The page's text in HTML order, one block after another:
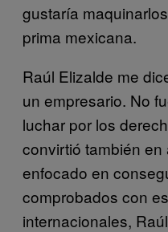
gustaría
prima mexicana.
Raúl Elizalde me
un empresario. No
luchar por los
convirtió también
enfocado en
comprobados con
internacionales,